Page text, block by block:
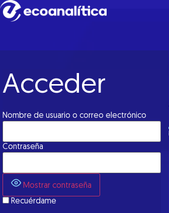
Acceder
Nombre de usuario o correo electrónico
Contraseña
Mostrar contraseña
Recuérdame